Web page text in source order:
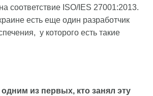
соответствие ISO/IES 27001:2013.
есть еще один разработчик
у которого есть такие
из первых, кто занял эту